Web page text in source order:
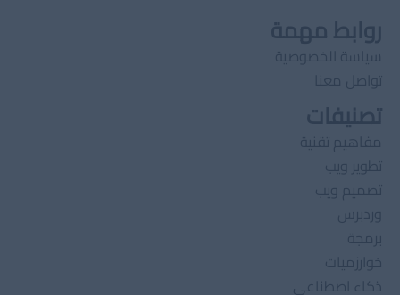
روابط مهمة
سياسة الخصوصية
تواصل معنا
تصنيفات
مفاهيم تقنية
تطوير ويب
تصميم ويب
وردبرس
برمجة
خوارزميات
ذكاء اصطناعى